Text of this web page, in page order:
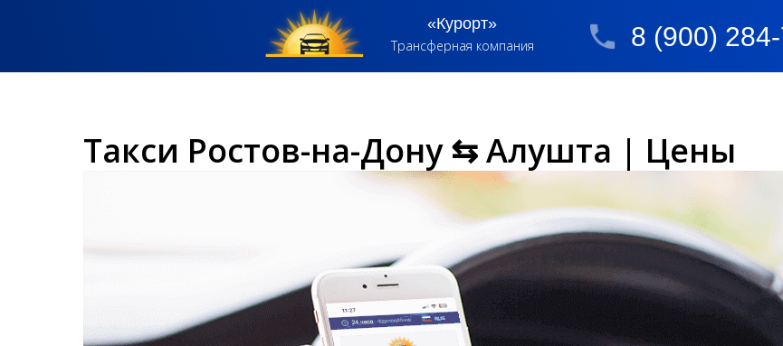
8 (900)
«Курорт»
Трансферная компания
Такси Ростов-на-Дону ⇆ Алушта | Цены